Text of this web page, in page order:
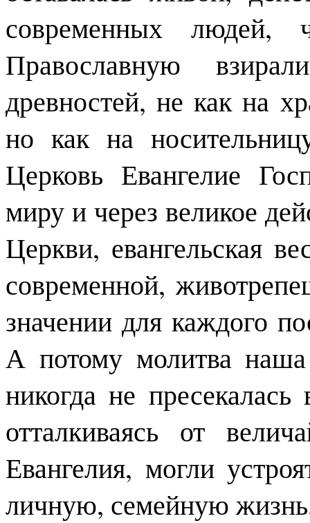
современных
Православную
древностей, не как на
но как на
Церковь Евангелие
миру и через великое
Церкви, евангельская
современной,
значении для каждого
А потому молитва
никогда не
отталкиваясь от
Евангелия, могли
личную, семейную